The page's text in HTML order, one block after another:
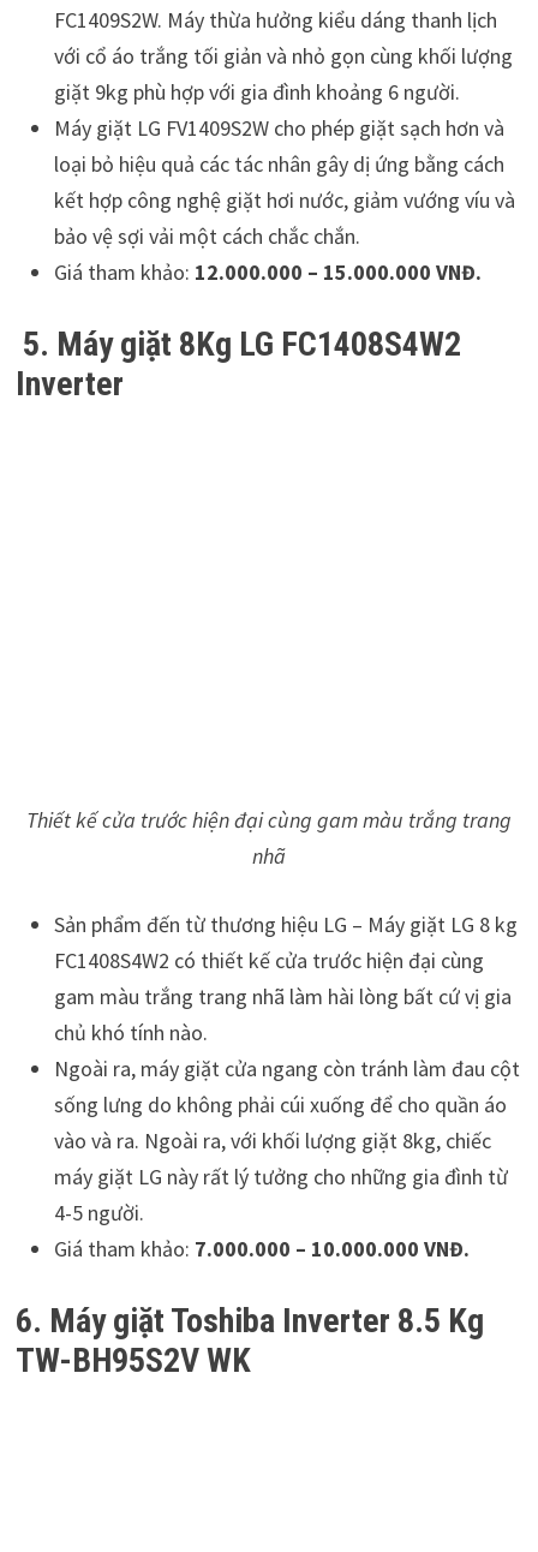
FC1409S2W. Máy thừa hưởng kiểu dáng thanh lịch
với cổ áo trắng tối giản và nhỏ gọn cùng khối lượng
giặt 9kg phù hợp với gia đình khoảng 6 người.
Máy giặt LG FV1409S2W cho phép giặt sạch hơn và
loại bỏ hiệu quả các tác nhân gây dị ứng bằng cách
kết hợp công nghệ giặt hơi nước, giảm vướng víu và
bảo vệ sợi vải một cách chắc chắn.
Giá tham khảo: 12.000.000 – 15.000.000 VNĐ.
5. Máy giặt 8Kg LG FC1408S4W2
Inverter
Thiết kế cửa trước hiện đại cùng gam màu trắng trang
nhã
Sản phẩm đến từ thương hiệu LG – Máy giặt LG 8 kg
FC1408S4W2 có thiết kế cửa trước hiện đại cùng
gam màu trắng trang nhã làm hài lòng bất cứ vị gia
chủ khó tính nào.
Ngoài ra, máy giặt cửa ngang còn tránh làm đau cột
sống lưng do không phải cúi xuống để cho quần áo
vào và ra. Ngoài ra, với khối lượng giặt 8kg, chiếc
máy giặt LG này rất lý tưởng cho những gia đình từ
4-5 người.
Giá tham khảo: 7.000.000 – 10.000.000 VNĐ.
6. Máy giặt Toshiba Inverter 8.5 Kg
TW-BH95S2V WK